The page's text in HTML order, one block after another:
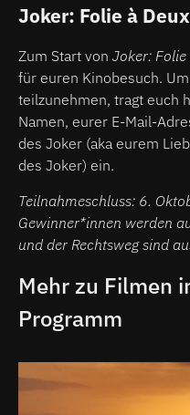
Joker: Folie à Deux
Zum Start von Joker: Folie
für euren Kinobesuch.
teilzunehmen, tragt euch
Namen, eurer E-Mail-
des Joker (aka eurem
des Joker) ein.
Teilnahmeschluss: 6.
Gewinner*innen werden
und der Rechtsweg sind
Mehr zu Filmen
Programm